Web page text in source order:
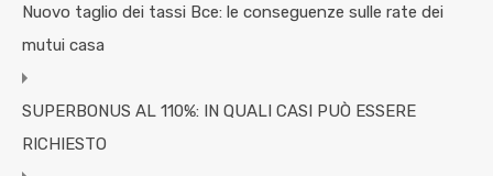
Nuovo taglio dei tassi Bce: le conseguenze sulle rate dei
mutui casa
SUPERBONUS AL 110%: IN QUALI CASI PUÒ ESSERE
RICHIESTO